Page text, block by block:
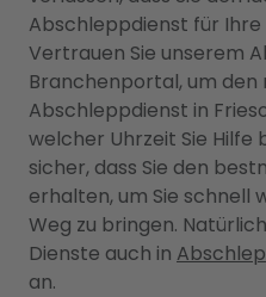
Abschleppdienst für Ihre
Vertrauen Sie unserem
Branchenportal, um
Abschleppdienst in
welcher Uhrzeit Sie Hilfe
sicher, dass Sie den
erhalten, um Sie schnell
Weg zu bringen.
Dienste auch in
an.